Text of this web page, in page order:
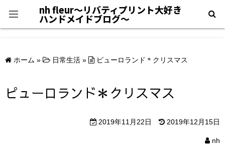
nh fleur〜リバティプリント大好き
ハンドメイドブログ〜
＊自己紹介＊
ホーム » 日常生活 » ピューロランド＊クリスマス
ピューロランド＊クリスマス
2019年11月22日 2019年12月15日
nh